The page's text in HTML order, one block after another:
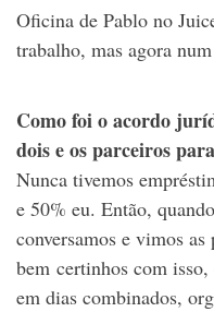
Oficina de Pablo no
trabalho, mas agora
Como foi o acordo
dois e os parceiros
Nunca tivemos
e 50% eu. Então,
conversamos e vimos
bem certinhos com isso,
em dias combinados,